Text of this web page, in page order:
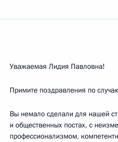
Уважаемая Лидия Павловна!
Примите поздравления по
Вы немало сделали для нашей
и общественных постах, с
профессионализмом,